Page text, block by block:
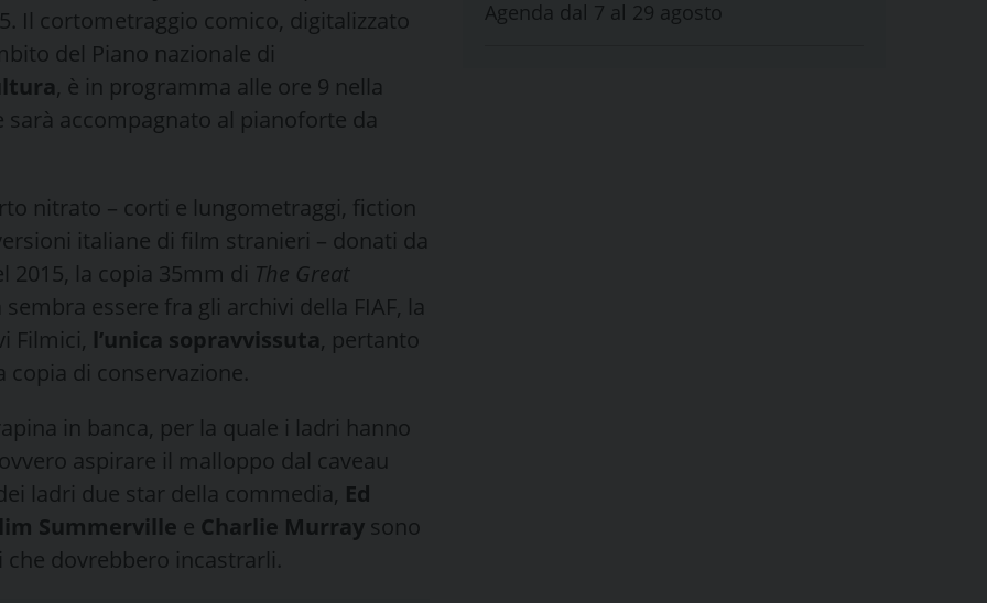
Il cortometraggio comico, digitalizzato
del Piano nazionale di
, è in programma alle ore 9 nella
accompagnato al pianoforte da
nitrato – corti e lungometraggi, fiction
italiane di film stranieri – donati da
2015, la copia 35mm di The Great
essere fra gli archivi della FIAF, la
Filmici, l’unica sopravvissuta, pertanto
copia di conservazione.
in banca, per la quale i ladri hanno
aspirare il malloppo dal caveau
ladri due star della commedia, Ed
Summerville e Charlie Murray sono
dovrebbero incastrarli.
Agenda dal 7 al 29 agosto